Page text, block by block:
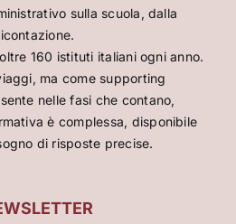
sulla scuola, dalla
160 istituti italiani ogni anno.
ma come supporting
nelle fasi che contano,
è complessa, disponibile
di risposte precise.